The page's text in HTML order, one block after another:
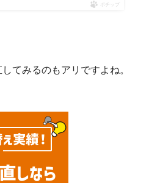
ポチップ
てみるのもアリですよね。